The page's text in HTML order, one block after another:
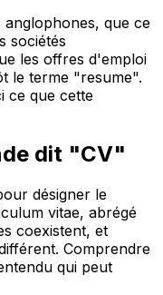
que ce
sociétés
les offres d'emploi
le terme "resume".
ce que cette
dit "CV"
désigner le
vitae, abrégé
coexistent, et
Comprendre
qui peut